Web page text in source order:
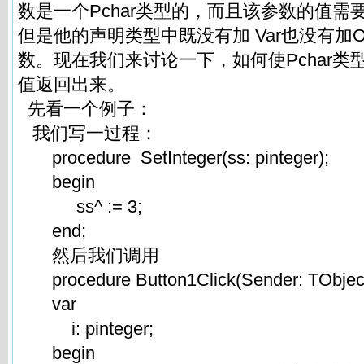
数是一个Pchar类型的，而且该参数的值需
但是他的声明类型中既没有加 Var也没有加
数。现在我们来讨论一下，如何使Pchar类
值返回出来。
先看一个例子：
我们写一过程：
procedure SetInteger(ss: pinteger);
begin
ss^ := 3;
end;
然后我们调用
procedure Button1Click(Sender:
var
i: pinteger;
begin